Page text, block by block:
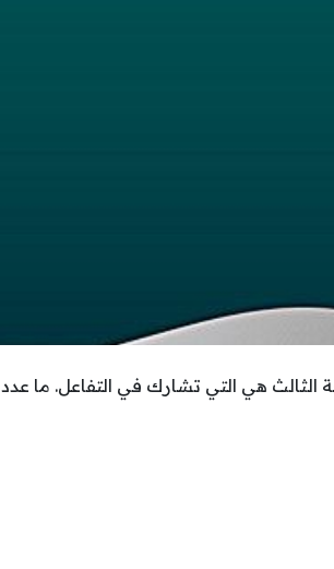
الثالث هي التي تشارك في التفاعل. ما عدد